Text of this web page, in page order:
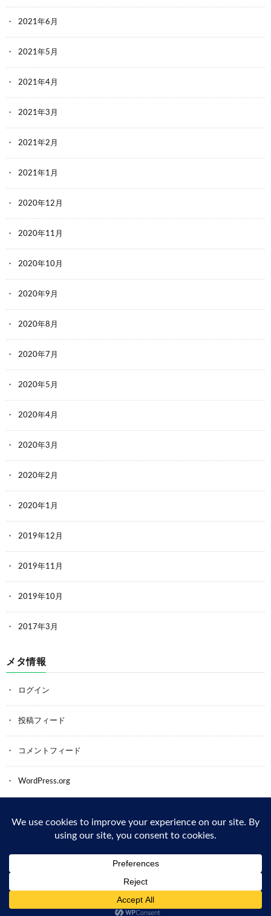
2021年6月
2021年5月
2021年4月
2021年3月
2021年2月
2021年1月
2020年12月
2020年11月
2020年10月
2020年9月
2020年8月
2020年7月
2020年5月
2020年4月
2020年3月
2020年2月
2020年1月
2019年12月
2019年11月
2019年10月
2017年3月
メタ情報
ログイン
投稿フィード
コメントフィード
WordPress.org
Back to Top
© Copyright 2026鍵のサービス-カギ・フジ防犯.